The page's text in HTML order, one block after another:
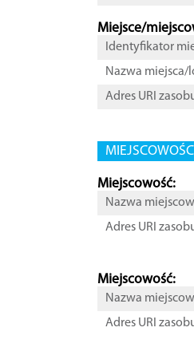
Miejsce/
Identyfikator
Nazwa miejsca/
Adres URI
Miejscowość:
Nazwa
Adres URI
Miejscowość:
Nazwa
Adres URI